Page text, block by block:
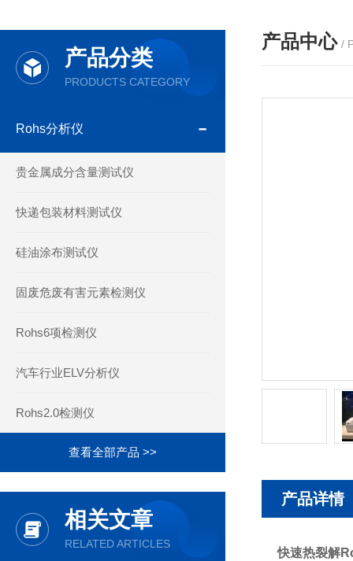
产品分类
PRODUCTS CATEGORY
Rohs分析仪
贵金属成分含量测试仪
快递包装材料测试仪
硅油涂布测试仪
固废危废有害元素检测仪
Rohs6项检测仪
汽车行业ELV分析仪
Rohs2.0检测仪
查看全部产品 >>
相关文章
RELATED ARTICLES
产品中心 /
产品详情
快速热裂解